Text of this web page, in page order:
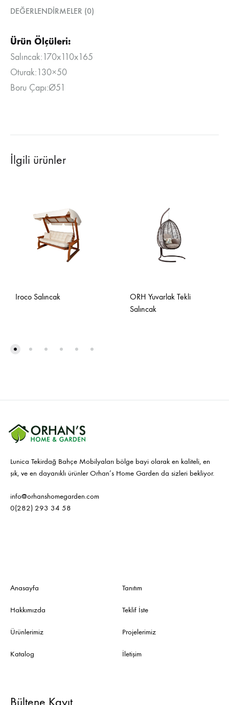
DEĞERLENDIRMELER (0)
Ürün Ölçüleri:
Salıncak:170x110x165
Oturak:130×50
Boru Çapı:Ø51
İlgili ürünler
Iroco Salıncak
ORH Yuvarlak Tekli
Salıncak
Lunica Tekirdağ Bahçe Mobilyaları bölge bayi olarak en kaliteli, en
şık, ve en dayanıklı ürünler Orhan’s Home Garden da sizleri bekliyor.
info@orhanshomegarden.com
0(282) 293 34 58
Anasayfa
Hakkımızda
Ürünlerimiz
Katalog
Tanıtım
Teklif İste
Projelerimiz
İletişim
Bültene Kayıt